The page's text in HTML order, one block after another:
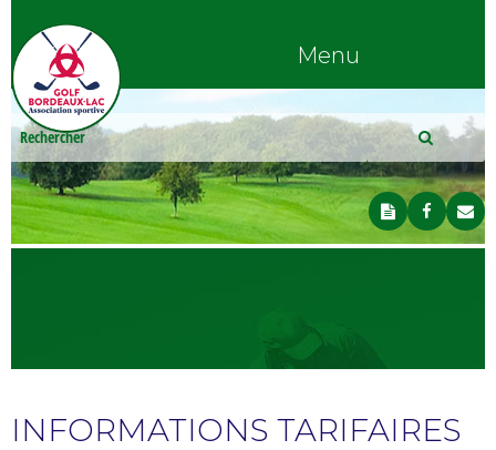
Menu
INFORMATIONS TARIFAIRES